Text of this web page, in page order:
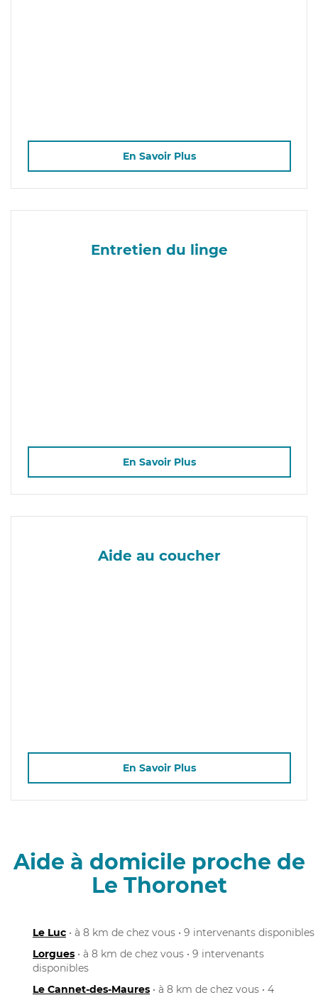
En Savoir Plus
Entretien du linge
En Savoir Plus
Aide au coucher
En Savoir Plus
Aide à domicile proche de
Le Thoronet
Le Luc • à 8 km de chez vous • 9 intervenants disponibles
Lorgues • à 8 km de chez vous • 9 intervenants
disponibles
Le Cannet-des-Maures • à 8 km de chez vous • 4